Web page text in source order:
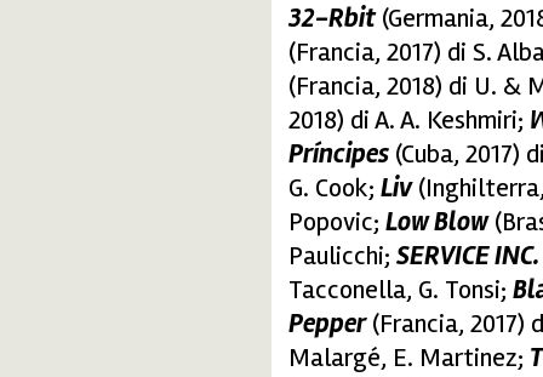
32-Rbit(Germania,
(Francia, 2017) di S.
(Francia, 2018) di U. &
2018) di A. A. Keshmiri;
Príncipes (Cuba, 2017)
G. Cook; Liv(Inghilterra,
Popovic; Low Blow
Paulicchi; SERVICE INC.
Tacconella, G. Tonsi;
Pepper(Francia, 2017)
Malargé, E. Martinez;